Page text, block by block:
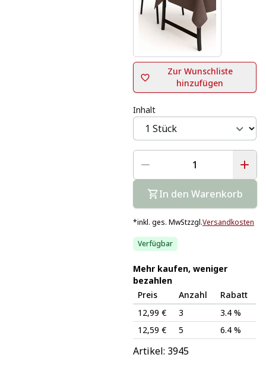
Zur Wunschliste
hinzufügen
Inhalt
In den Warenkorb
*inkl. ges. MwStzzgl.Versandkosten
Verfügbar
Mehr kaufen, weniger
bezahlen
Preis
Anzahl
Rabatt
12,99 €
3
3.4 %
12,59 €
5 6.4 %
Artikel: 3945